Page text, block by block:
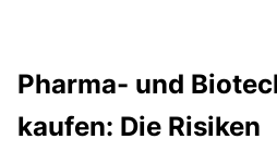
Pharma- und
kaufen: Die Risiken